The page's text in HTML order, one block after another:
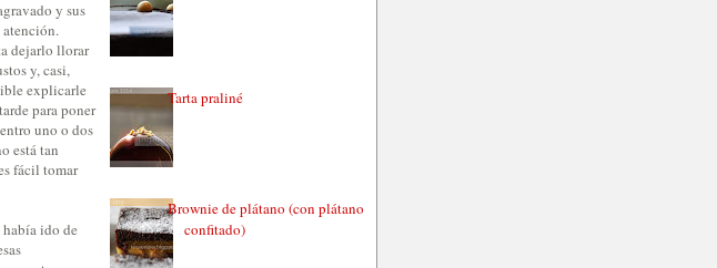
y sus
atención.
dejarlo llorar
y, casi,
explicarle
para poner
uno o dos
está tan
fácil tomar
ido de
Tarta praliné
Brownie de plátano (con plátano
confitado)